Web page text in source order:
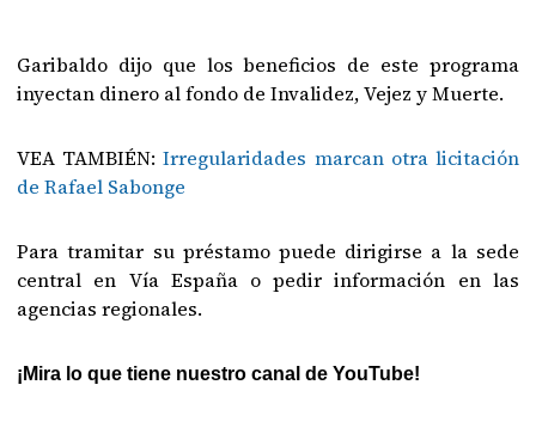
Garibaldo dijo que los beneficios de este programa
inyectan dinero al fondo de Invalidez, Vejez y Muerte.
VEA TAMBIÉN:Irregularidades marcan otra licitación
de Rafael Sabonge
Para tramitar su préstamo puede dirigirse a la sede
central en Vía España o pedir información en las
agencias regionales.
¡Mira lo que tiene nuestro canal de YouTube!